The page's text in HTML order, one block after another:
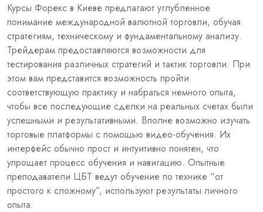
Курсы Форекс в Киеве предлагают углубленное
понимание международной валютной торговли, обучая
стратегиям, техническому и фундаментальному анализу.
Трейдерам предоставляются возможности для
тестирования различных стратегий и тактик торговли. При
этом вам представится возможность пройти
соответствующую практику и набраться немного опыта,
чтобы все последующие сделки на реальных счетах были
успешными и результативными. Вполне возможно изучать
торговые платформы с помощью видео-обучения. Их
интерфейс обычно прост и интуитивно понятен, что
упрощает процесс обучения и навигацию. Опытные
преподаватели ЦБТ ведут обучение по технике “от
простого к сложному”, используют результаты личного
опыта.